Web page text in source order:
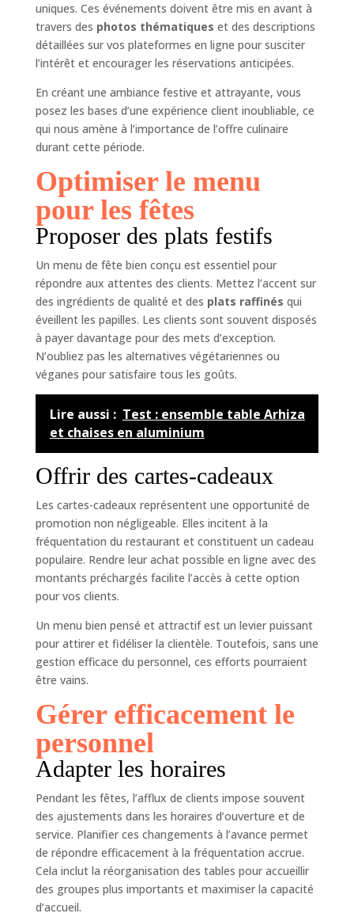
uniques. Ces événements doivent être mis en avant à
travers des photos thématiques et des descriptions
détaillées sur vos plateformes en ligne pour susciter
l’intérêt et encourager les réservations anticipées.
En créant une ambiance festive et attrayante, vous
posez les bases d’une expérience client inoubliable, ce
qui nous amène à l’importance de l’offre culinaire
durant cette période.
Optimiser le menu
pour les fêtes
Proposer des plats festifs
Un menu de fête bien conçu est essentiel pour
répondre aux attentes des clients. Mettez l’accent sur
des ingrédients de qualité et des plats raffinés qui
éveillent les papilles. Les clients sont souvent disposés
à payer davantage pour des mets d’exception.
N’oubliez pas les alternatives végétariennes ou
véganes pour satisfaire tous les goûts.
Lire aussi : Test : ensemble table Arhiza
et chaises en aluminium
Offrir des cartes-cadeaux
Les cartes-cadeaux représentent une opportunité de
promotion non négligeable. Elles incitent à la
fréquentation du restaurant et constituent un cadeau
populaire. Rendre leur achat possible en ligne avec des
montants préchargés facilite l’accès à cette option
pour vos clients.
Un menu bien pensé et attractif est un levier puissant
pour attirer et fidéliser la clientèle. Toutefois, sans une
gestion efficace du personnel, ces efforts pourraient
être vains.
Gérer efficacement le
personnel
Adapter les horaires
Pendant les fêtes, l’afflux de clients impose souvent
des ajustements dans les horaires d’ouverture et de
service. Planifier ces changements à l’avance permet
de répondre efficacement à la fréquentation accrue.
Cela inclut la réorganisation des tables pour accueillir
des groupes plus importants et maximiser la capacité
d’accueil.